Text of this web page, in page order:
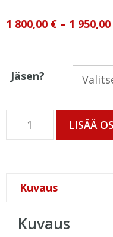
1 800,00 € – 1 950,00
Jäsen?
LISÄÄ
Kuvaus
Kuvaus